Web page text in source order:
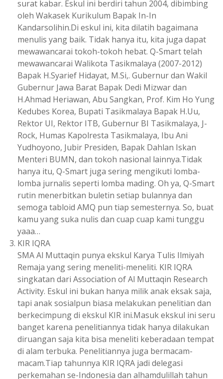
surat kabar. Eskul ini berdiri tahun 2004, dibimbing
oleh Wakasek Kurikulum Bapak In-In
Kandarsolihin.Di eskul ini, kita dilatih bagaimana
menulis yang baik. Tidak hanya itu, kita juga dapat
mewawancarai tokoh-tokoh hebat. Q-Smart telah
mewawancarai Walikota Tasikmalaya (2007-2012)
Bapak H.Syarief Hidayat, M.Si,. Gubernur dan Wakil
Gubernur Jawa Barat Bapak Dedi Mizwar dan
H.Ahmad Heriawan, Abu Sangkan, Prof. Kim Ho Yung
Kedubes Korea, Bupati Tasikmalaya Bapak H.Uu,
Rektor UI, Rektor ITB, Gubernur BI Tasikmalaya, J-
Rock, Humas Kapolresta Tasikmalaya, Ibu Ani
Yudhoyono, Jubir Presiden, Bapak Dahlan Iskan
Menteri BUMN, dan tokoh nasional lainnya.Tidak
hanya itu, Q-Smart juga sering mengikuti lomba-
lomba jurnalis seperti lomba mading. Oh ya, Q-Smart
rutin menerbitkan buletin setiap bulannya dan
semoga tabloid AMQ pun tiap semesternya. So, buat
kamu yang suka nulis dan cuap cuap kami tunggu
yaaa…
KIR IQRA
SMA Al Muttaqin punya ekskul Karya Tulis Ilmiyah
Remaja yang sering meneliti-meneliti. KIR IQRA
singkatan dari Association of Al Muttaqin Research
Activity. Eskul ini bukan hanya milik anak eksak saja,
tapi anak sosialpun biasa melakukan penelitian dan
berkecimpung di ekskul KIR ini.Masuk ekskul ini seru
banget karena penelitiannya tidak hanya dilakukan
diruangan saja kita bisa meneliti keberadaan tempat
di alam terbuka. Penelitiannya juga bermacam-
macam.Tiap tahunnya KIR IQRA jadi delegasi
perkemahan se-Indonesia dan alhamdulillah tahun